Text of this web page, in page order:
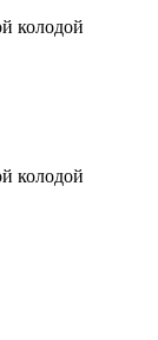
колодой
колодой